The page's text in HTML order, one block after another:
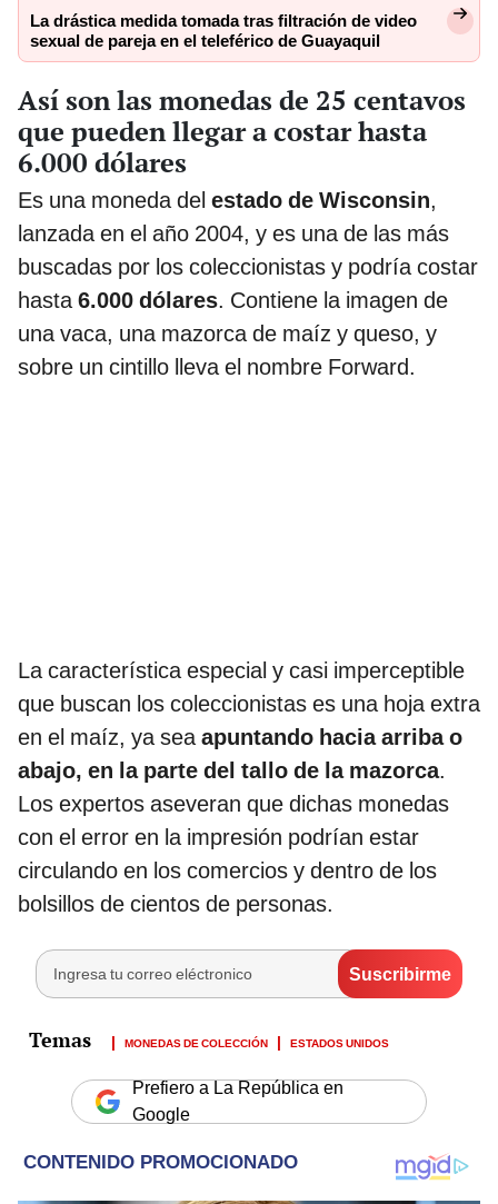
La drástica medida tomada tras filtración de video
sexual de pareja en el teleférico de Guayaquil
Así son las monedas de 25 centavos
que pueden llegar a costar hasta
6.000 dólares
Es una moneda del estado de Wisconsin,
lanzada en el año 2004, y es una de las más
buscadas por los coleccionistas y podría costar
hasta6.000 dólares. Contiene la imagen de
una vaca, una mazorca de maíz y queso, y
sobre un cintillo lleva el nombre Forward.
La característica especial y casi imperceptible
que buscan los coleccionistas es una hoja extra
en el maíz, ya seaapuntando hacia arriba o
abajo, en la parte del tallo de la mazorca.
Los expertos aseveran que dichas monedas
con el error en la impresión podrían estar
circulando en los comercios y dentro de los
bolsillos de cientos de personas.
MONEDAS DE COLECCIÓN ESTADOS UNIDOS
Prefiero a La República en
Google